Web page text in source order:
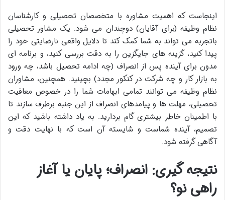
اینجاست که اهمیت مشاوره با متخصصان تحصیلی و کارشناسان
نظام وظیفه (برای آقایان) دوچندان می شود. یک مشاور تحصیلی
باتجربه می تواند به شما کمک کند تا دلایل واقعی نارضایتی خود را
پیدا کنید، گزینه های جایگزین را به دقت بررسی کنید، و برنامه ای
مدون برای آینده پس از انصراف (چه ادامه تحصیل باشد، چه ورود
به بازار کار و چه شرکت در کنکور مجدد) بچینید. همچنین، مشاوران
نظام وظیفه می توانند تمامی ابهامات شما را در خصوص معافیت
تحصیلی، مهلت ها و پیامدهای انصراف از این جنبه برطرف سازند تا
با اطمینان خاطر بیشتری گام بردارید. به یاد داشته باشید که این
تصمیم، آینده شماست و شایسته آن است که با نهایت دقت و
آگاهی گرفته شود.
نتیجه گیری: انصراف؛ پایان یا آغاز
راهی نو؟